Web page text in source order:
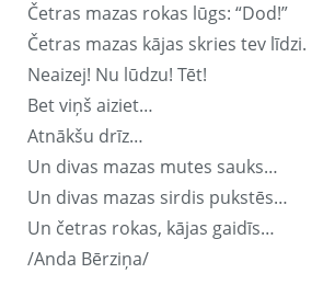
Četras mazas rokas lūgs: “Dod!”
Četras mazas kājas skries tev līdzi.
Neaizej! Nu lūdzu! Tēt!
Bet viņš aiziet…
Atnākšu drīz…
Un divas mazas mutes sauks…
Un divas mazas sirdis pukstēs…
Un četras rokas, kājas gaidīs…
/Anda Bērziņa/